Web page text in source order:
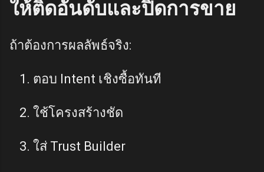
ให้ติดอันดับและปิดการขาย
ถ้าต้องการผลลัพธ์จริง:
ตอบ Intent เชิงซื้อทันที
ใช้โครงสร้างชัด
ใส่ Trust Builder